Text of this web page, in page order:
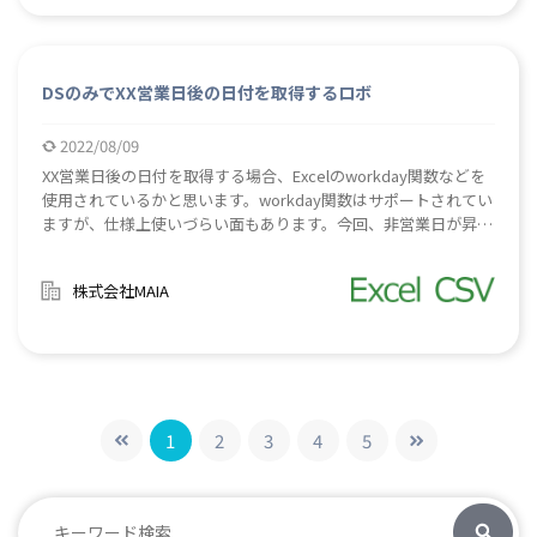
DSのみでXX営業日後の日付を取得するロボ
2022/08/09
XX営業日後の日付を取得する場合、Excelのworkday関数などを
使用されているかと思います。workday関数はサポートされてい
ますが、仕様上使いづらい面もあります。今回、非営業日が昇順
業日後の「XX」を変数に入力するだけで、XX営業日後の日付を取
得するロボを作成しました。DSのみで動作します。部品として
株式会社MAIA
1 2 3 4 5